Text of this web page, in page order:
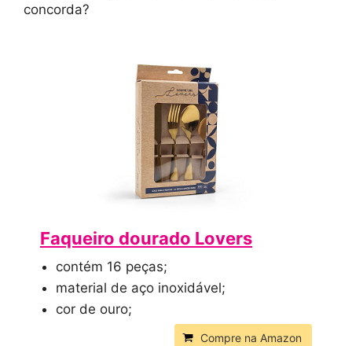
concorda?
Faqueiro dourado Lovers
contém 16 peças;
material de aço inoxidável;
cor de ouro;
Compre na Amazon